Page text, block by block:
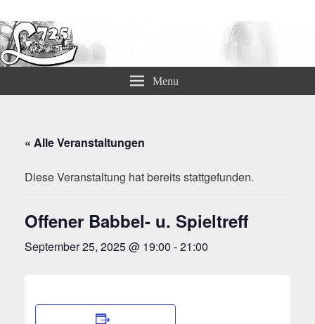
Lämmerspieler Ortsvereine
Menu
« Alle Veranstaltungen
Diese Veranstaltung hat bereits stattgefunden.
Offener Babbel- u. Spieltreff
September 25, 2025 @ 19:00 -21:00